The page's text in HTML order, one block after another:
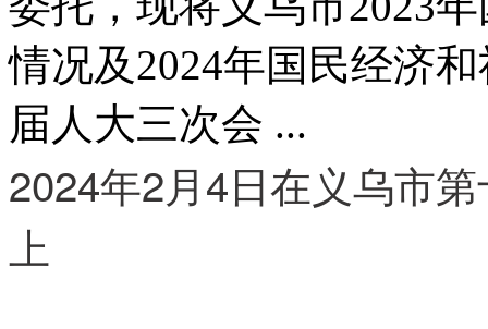
情况及2024年国民经济
届人大三次会 ...
2024年2月4日在义乌市
上